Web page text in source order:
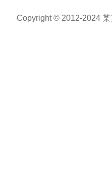
Copyright © 2012-2024